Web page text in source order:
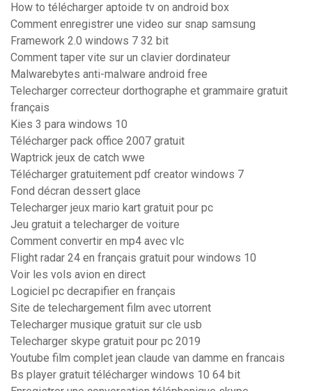
How to télécharger aptoide tv on android box
Comment enregistrer une video sur snap samsung
Framework 2.0 windows 7 32 bit
Comment taper vite sur un clavier dordinateur
Malwarebytes anti-malware android free
Telecharger correcteur dorthographe et grammaire gratuit
français
Kies 3 para windows 10
Télécharger pack office 2007 gratuit
Waptrick jeux de catch wwe
Télécharger gratuitement pdf creator windows 7
Fond décran dessert glace
Telecharger jeux mario kart gratuit pour pc
Jeu gratuit a telecharger de voiture
Comment convertir en mp4 avec vlc
Flight radar 24 en français gratuit pour windows 10
Voir les vols avion en direct
Logiciel pc decrapifier en français
Site de telechargement film avec utorrent
Telecharger musique gratuit sur cle usb
Telecharger skype gratuit pour pc 2019
Youtube film complet jean claude van damme en francais
Bs player gratuit télécharger windows 10 64 bit